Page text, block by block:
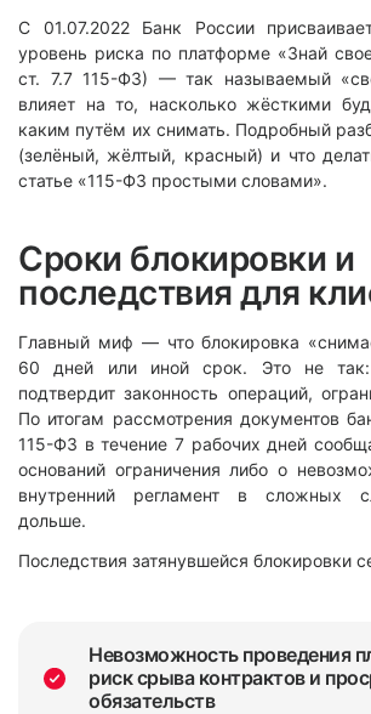
С 01.07.2022 Банк России
уровень риска по платформе «Знай
ст. 7.7 115-ФЗ) — так называемый
влияет на то, насколько жёсткими
каким путём их снимать. Подробный
(зелёный, жёлтый, красный) и что
статье «115-ФЗ простыми словами».
Сроки блокировки и
последствия для
Главный миф — что блокировка
60 дней или иной срок. Это не
подтвердит законность операций,
По итогам рассмотрения документов
115-ФЗ в течение 7 рабочих дней
оснований ограничения либо о
внутренний регламент в сложных
дольше.
Последствия затянувшейся блокировки
Невозможность проведения
риск срыва контрактов и
обязательств